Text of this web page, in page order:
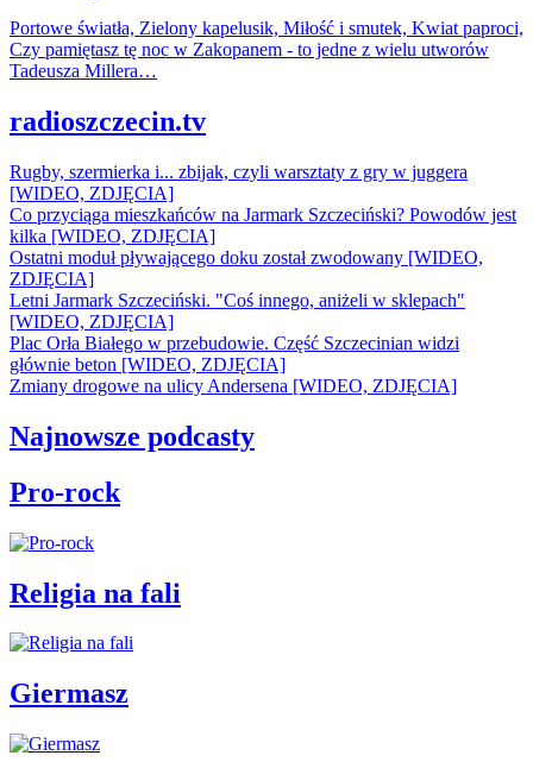
Portowe światła, Zielony kapelusik, Miłość i smutek, Kwiat paproci,
Czy pamiętasz tę noc w Zakopanem - to jedne z wielu utworów
Tadeusza Millera…
radioszczecin.tv
Rugby, szermierka i... zbijak, czyli warsztaty z gry w juggera
[WIDEO, ZDJĘCIA]
Co przyciąga mieszkańców na Jarmark Szczeciński? Powodów jest
kilka [WIDEO, ZDJĘCIA]
Ostatni moduł pływającego doku został zwodowany [WIDEO,
ZDJĘCIA]
Letni Jarmark Szczeciński. "Coś innego, aniżeli w sklepach"
[WIDEO, ZDJĘCIA]
Plac Orła Białego w przebudowie. Część Szczecinian widzi
głównie beton [WIDEO, ZDJĘCIA]
Zmiany drogowe na ulicy Andersena [WIDEO, ZDJĘCIA]
Najnowsze podcasty
Pro-rock
Religia na fali
Giermasz